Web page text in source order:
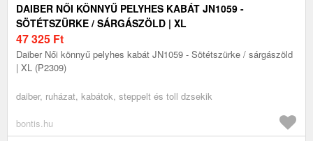
DAIBER NŐI KÖNNYŰ PELYHES KABÁT JN1059 -
SÖTÉTSZÜRKE / SÁRGÁSZÖLD | XL
47 325 Ft
Daiber Női könnyű pelyhes kabát JN1059 - Sötétszürke / sárgászöld
| XL (P2309)
daiber, ruházat, kabátok, steppelt és toll dzsekik
bontis.hu